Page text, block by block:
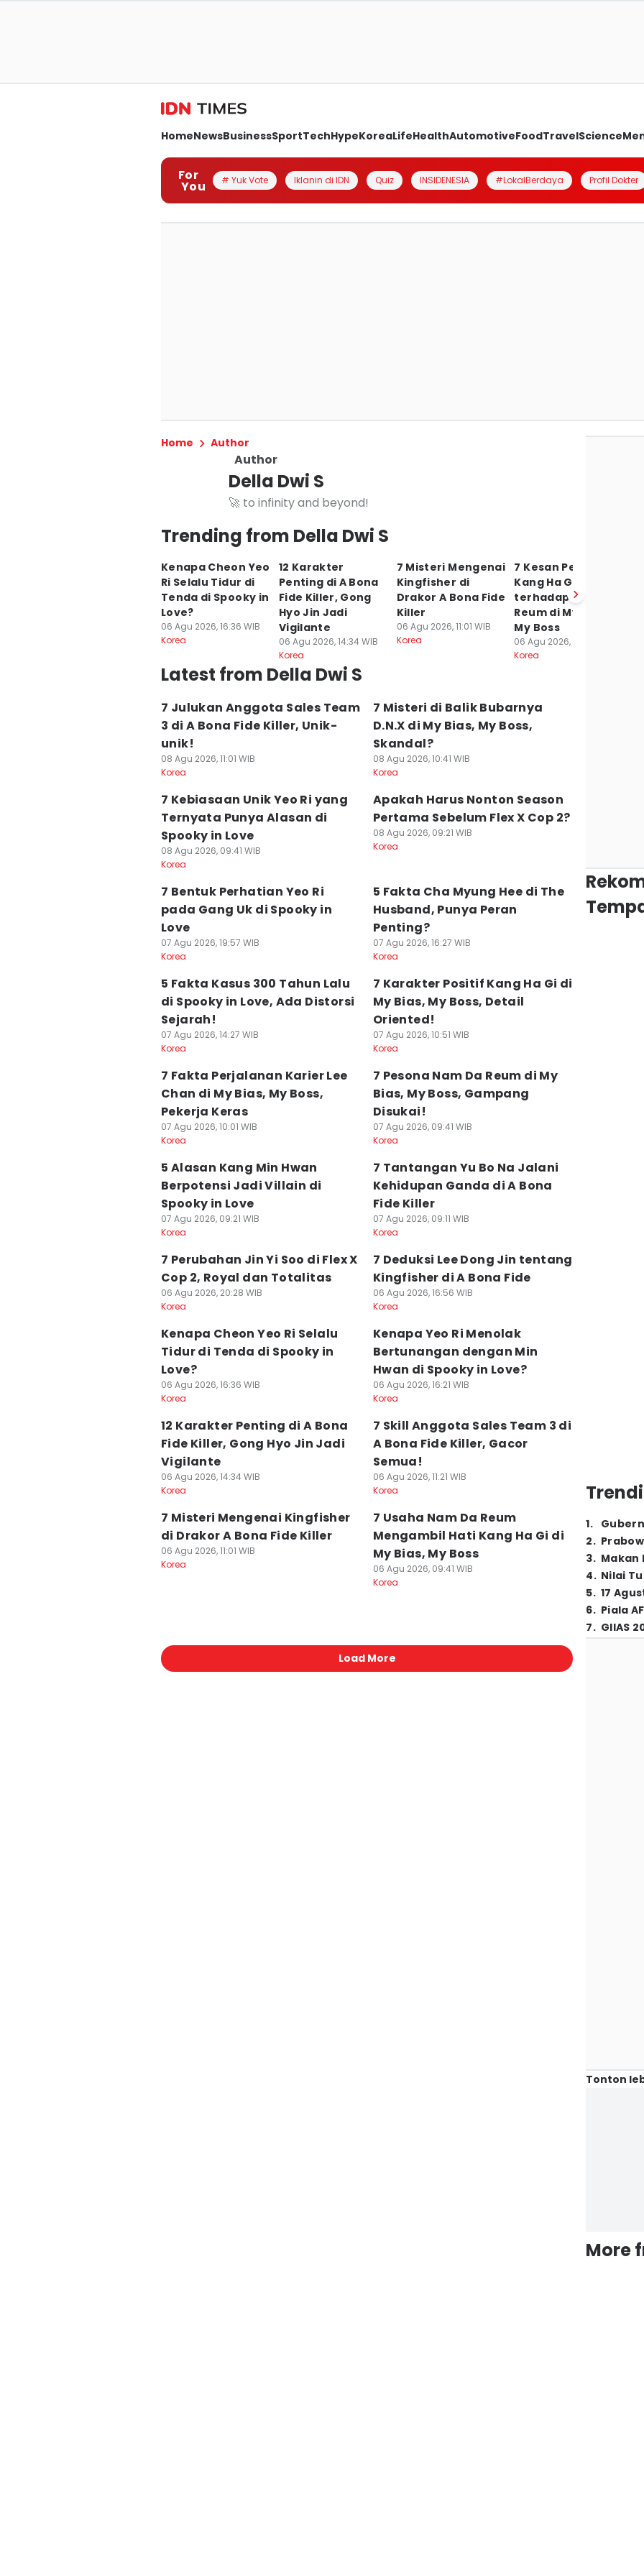
HomeNewsBusinessSportTechHypeKoreaLifeHealthAutomotiveFoodTravelScience
For
You # Yuk Vote Iklanin di IDN Quiz INSIDENESIA #LokalBerdaya Profil Dokter
Home Author
Author
Della Dwi S
🚀 to infinity and beyond!
Trending from Della Dwi S
Kenapa Cheon Yeo
Ri Selalu Tidur di
Tenda di Spooky in
Love?
06 Agu 2026, 16:36 WIB
Korea
12 Karakter
Penting di A Bona
Fide Killer, Gong
Hyo Jin Jadi
Vigilante
06 Agu 2026, 14:34 WIB
Korea
7 Misteri Mengenai
Kingfisher di
Drakor A Bona Fide
Killer
06 Agu 2026, 11:01 WIB
Korea
7 Kesan Pertama
Kang Ha Gi
terhadap Nam Da
Reum di My Bias,
My Boss
06 Agu 2026, 09:21 WIB
Korea
Latest from Della Dwi S
7 Julukan Anggota Sales Team
3 di A Bona Fide Killer, Unik-
unik!
08 Agu 2026, 11:01 WIB
Korea
7 Misteri di Balik Bubarnya
D.N.X di My Bias, My Boss,
Skandal?
08 Agu 2026, 10:41 WIB
Korea
7 Kebiasaan Unik Yeo Ri yang
Ternyata Punya Alasan di
Spooky in Love
08 Agu 2026, 09:41 WIB
Korea
Apakah Harus Nonton Season
Pertama Sebelum Flex X Cop 2?
08 Agu 2026, 09:21 WIB
Korea
7 Bentuk Perhatian Yeo Ri
pada Gang Uk di Spooky in
Love
07 Agu 2026, 19:57 WIB
Korea
5 Fakta Cha Myung Hee di The
Husband, Punya Peran
Penting?
07 Agu 2026, 16:27 WIB
Korea
5 Fakta Kasus 300 Tahun Lalu
di Spooky in Love, Ada Distorsi
Sejarah!
07 Agu 2026, 14:27 WIB
Korea
7 Karakter Positif Kang Ha Gi di
My Bias, My Boss, Detail
Oriented!
07 Agu 2026, 10:51 WIB
Korea
7 Fakta Perjalanan Karier Lee
Chan di My Bias, My Boss,
Pekerja Keras
07 Agu 2026, 10:01 WIB
Korea
7 Pesona Nam Da Reum di My
Bias, My Boss, Gampang
Disukai!
07 Agu 2026, 09:41 WIB
Korea
5 Alasan Kang Min Hwan
Berpotensi Jadi Villain di
Spooky in Love
07 Agu 2026, 09:21 WIB
Korea
7 Tantangan Yu Bo Na Jalani
Kehidupan Ganda di A Bona
Fide Killer
07 Agu 2026, 09:11 WIB
Korea
7 Perubahan Jin Yi Soo di Flex X
Cop 2, Royal dan Totalitas
06 Agu 2026, 20:28 WIB
Korea
7 Deduksi Lee Dong Jin tentang
Kingfisher di A Bona Fide
06 Agu 2026, 16:56 WIB
Korea
Kenapa Cheon Yeo Ri Selalu
Tidur di Tenda di Spooky in
Love?
06 Agu 2026, 16:36 WIB
Korea
Kenapa Yeo Ri Menolak
Bertunangan dengan Min
Hwan di Spooky in Love?
06 Agu 2026, 16:21 WIB
Korea
12 Karakter Penting di A Bona
Fide Killer, Gong Hyo Jin Jadi
Vigilante
06 Agu 2026, 14:34 WIB
Korea
7 Skill Anggota Sales Team 3 di
A Bona Fide Killer, Gacor
Semua!
06 Agu 2026, 11:21 WIB
Korea
7 Misteri Mengenai Kingfisher
di Drakor A Bona Fide Killer
06 Agu 2026, 11:01 WIB
Korea
7 Usaha Nam Da Reum
Mengambil Hati Kang Ha Gi di
My Bias, My Boss
06 Agu 2026, 09:41 WIB
Korea
Load More
1.
2.
3. Makan
4. Nilai
5. 17
6. Piala
7. GIIAS
Tonton
More